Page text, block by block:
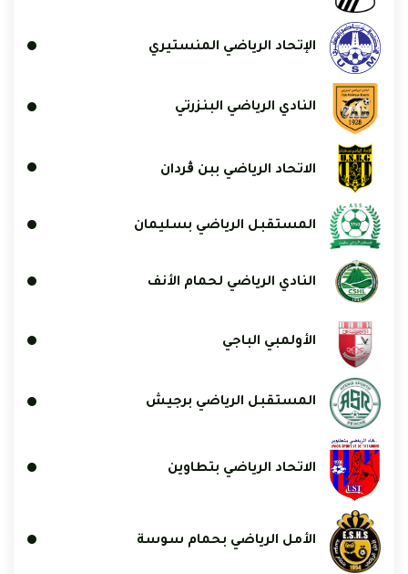
الإتحاد الرياضي المنستيري
النادي الرياضي البنزرتي
الاتحاد الرياضي ببن ڨردان
المستقبل الرياضي بسليمان
النادي الرياضي لحمام الأنف
الأولمبي الباجي
المستقبل الرياضي برجيش
الاتحاد الرياضي بتطاوين
الأمل الرياضي بحمام سوسة